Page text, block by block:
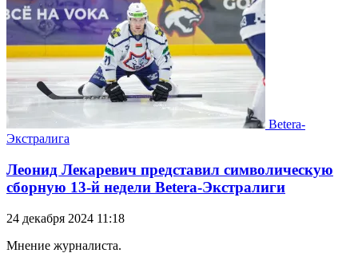
Betera-
Экстралига
Леонид Лекаревич представил символическую
сборную 13-й недели Betera-Экстралиги
24 декабря 2024 11:18
Мнение журналиста.